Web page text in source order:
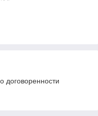
договоренности